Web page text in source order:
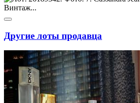
Другие лоты продавца